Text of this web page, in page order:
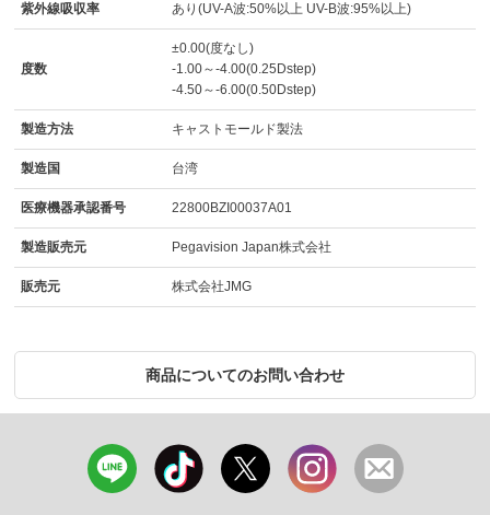
紫外線吸収率 あり(UV-A波:50%以上 UV-B波:95%以上)
度数
±0.00(度なし)
-1.00～-4.00(0.25Dstep)
-4.50～-6.00(0.50Dstep)
製造方法 キャストモールド製法
製造国 台湾
医療機器承認番号 22800BZI00037A01
製造販売元 Pegavision Japan株式会社
販売元 株式会社JMG
商品についてのお問い合わせ